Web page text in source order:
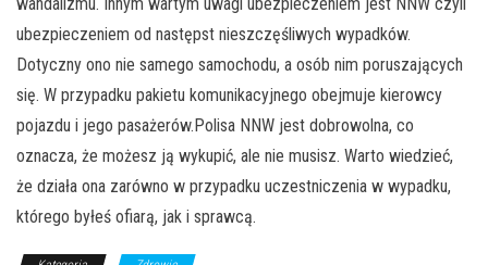
ubezpieczeniem od następst nieszczęśliwych wypadków.
Dotyczny ono nie samego samochodu, a osób nim poruszających
się. W przypadku pakietu komunikacyjnego obejmuje kierowcy
pojazdu i jego pasażerów.Polisa NNW jest dobrowolna, co
oznacza, że możesz ją wykupić, ale nie musisz. Warto wiedzieć,
że działa ona zarówno w przypadku uczestniczenia w wypadku,
którego byłeś ofiarą, jak i sprawcą.